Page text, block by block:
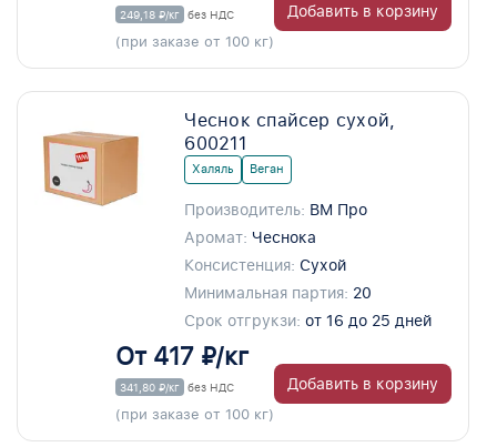
249,18 ₽/кг без НДС
(при заказе от 100 кг)
Добавить в корзину
Чеснок спайсер сухой,
600211
Халяль Веган
Производитель: ВМ Про
Аромат: Чеснока
Консистенция: Сухой
Минимальная партия: 20
Срок отгрукзи: от 16 до 25 дней
От 417 ₽/кг
341,80 ₽/кг без НДС
(при заказе от 100 кг)
Добавить в корзину